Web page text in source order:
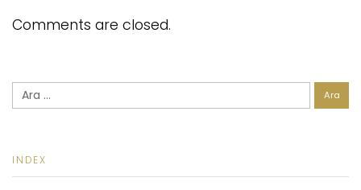
Comments are closed.
INDEX